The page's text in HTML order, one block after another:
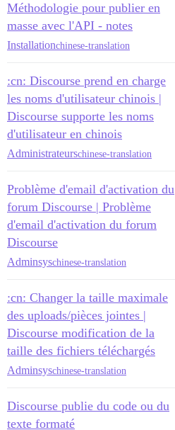
Méthodologie pour publier en
masse avec l'API - notes
Installationchinese-translation
:cn: Discourse prend en charge
les noms d'utilisateur chinois |
Discourse supporte les noms
d'utilisateur en chinois
Administrateurschinese-translation
Problème d'email d'activation du
forum Discourse | Problème
d'email d'activation du forum
Discourse
Adminsyschinese-translation
:cn: Changer la taille maximale
des uploads/pièces jointes |
Discourse modification de la
taille des fichiers téléchargés
Adminsyschinese-translation
Discourse publie du code ou du
texte formaté